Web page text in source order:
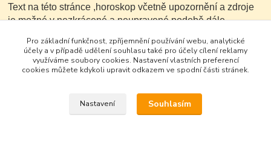
Text na této stránce ,horoskop včetně upozornění a zdroje
je možné v nezkrácené a neupravené podobě dále
způsobem..
Pro základní funkčnost, zpříjemnění používání webu, analytické
účely a v případě udělení souhlasu také pro účely cílení reklamy
využíváme soubory cookies. Nastavení vlastních preferencí
cookies můžete kdykoli upravit odkazem ve spodní části stránek.
Nastavení Souhlasím